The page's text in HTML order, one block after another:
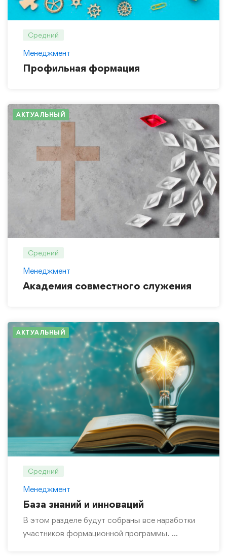
Средний
Менеджмент
Профильная формация
АКТУАЛЬНЫЙ
Средний
Менеджмент
Академия совместного служения
АКТУАЛЬНЫЙ
Средний
Менеджмент
База знаний и инноваций
В этом разделе будут собраны все наработки
участников формационной программы. …